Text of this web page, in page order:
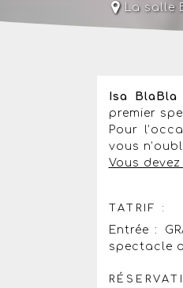
La salle
Isa
premier
Pour
vous
Vous
TATRIF :
Entrée :
spectacle